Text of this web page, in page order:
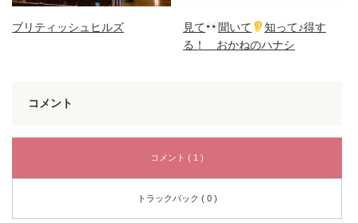
ブリティッシュヒルズ 見て 聞いて
知って♪得す
る！ おかねのハナシ
コメント
コメント ( 1 )
トラックバック ( 0 )